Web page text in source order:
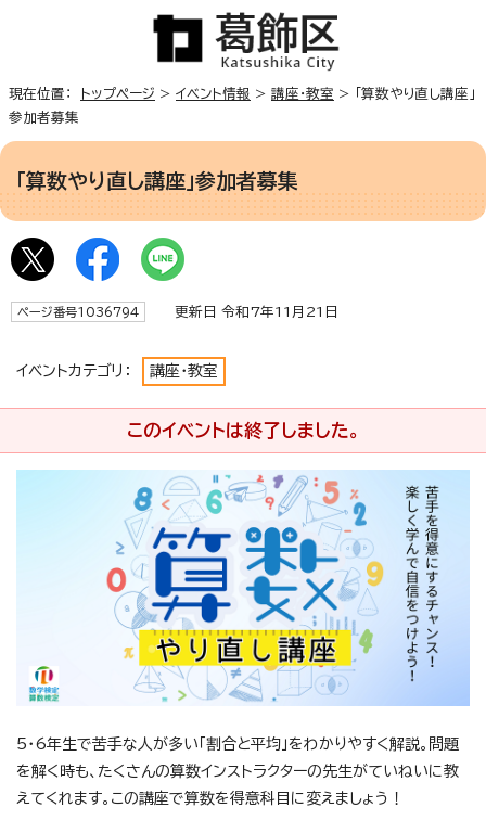
現在位置： トップページ > イベント情報 > 講座・教室 > 「算数やり直し講座」
参加者募集
「算数やり直し講座」参加者募集
ページ番号1036794 更新日 令和7年11月21日
イベントカテゴリ： 講座・教室
このイベントは終了しました。
5・6年生で苦手な人が多い「割合と平均」をわかりやすく解説。問題
を解く時も、たくさんの算数インストラクターの先生がていねいに教
えてくれます。この講座で算数を得意科目に変えましょう！